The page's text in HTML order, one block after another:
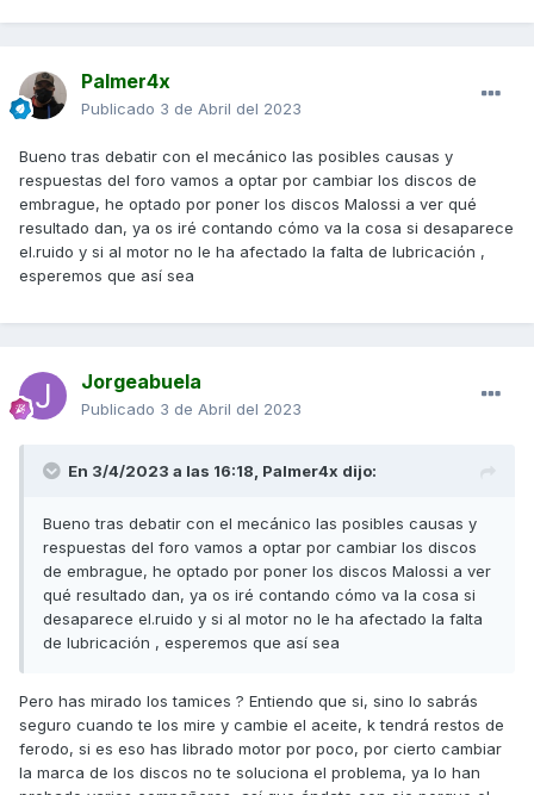
Palmer4x
Publicado 3 de Abril del 2023
Bueno tras debatir con el mecánico las posibles causas y
respuestas del foro vamos a optar por cambiar los discos de
embrague, he optado por poner los discos Malossi a ver qué
resultado dan, ya os iré contando cómo va la cosa si desaparece
el.ruido y si al motor no le ha afectado la falta de lubricación ,
esperemos que así sea
Jorgeabuela
Publicado 3 de Abril del 2023
En 3/4/2023 a las 16:18, Palmer4x dijo:
Bueno tras debatir con el mecánico las posibles causas y
respuestas del foro vamos a optar por cambiar los discos
de embrague, he optado por poner los discos Malossi a ver
qué resultado dan, ya os iré contando cómo va la cosa si
desaparece el.ruido y si al motor no le ha afectado la falta
de lubricación , esperemos que así sea
Pero has mirado los tamices ? Entiendo que si, sino lo sabrás
seguro cuando te los mire y cambie el aceite, k tendrá restos de
ferodo, si es eso has librado motor por poco, por cierto cambiar
la marca de los discos no te soluciona el problema, ya lo han